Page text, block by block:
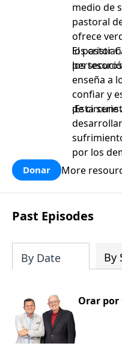
medio de
pastoral
ofrece
los
El pastor
los
enseña a
confiar y
de
¡Esta
por los
Donar More
Past Episodes
By Date By
Orar por